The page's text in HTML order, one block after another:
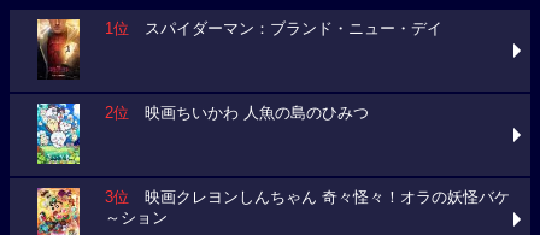
1位 スパイダーマン：ブランド・ニュー・デイ
2位 映画ちいかわ 人魚の島のひみつ
3位 映画クレヨンしんちゃん 奇々怪々！オラの妖怪バケ
～ション